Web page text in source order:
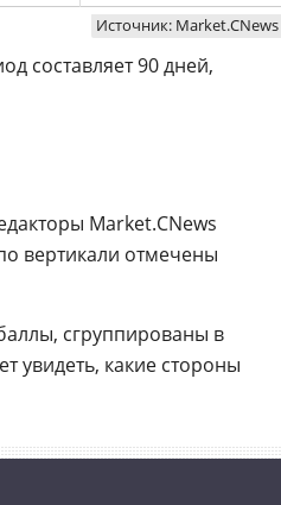
Источник: Market.CNews
составляет 90 дней,
Market.CNews
вертикали отмечены
сгруппированы в
увидеть, какие стороны